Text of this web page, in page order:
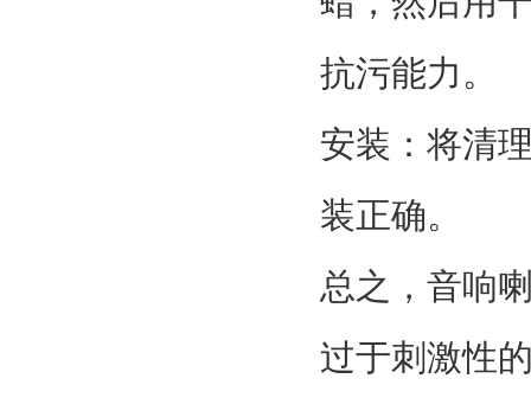
抗污能力。
安装：将清
装正确。
总之，音响
过于刺激性